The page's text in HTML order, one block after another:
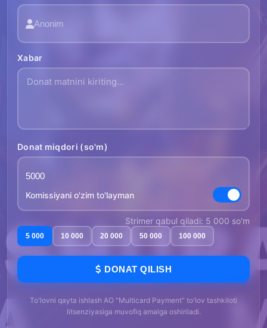
Xabar
Donat miqdori (so'm)
Komissiyani o'zim to'layman
Strimer qabul qiladi: 5 000 so'm
5 000 10 000 20 000 50 000 100 000
DONAT QILISH
To'lovni qayta ishlash AO "Multicard Payment" to'lov tashkiloti
litsenziyasiga muvofiq amalga oshiriladi.